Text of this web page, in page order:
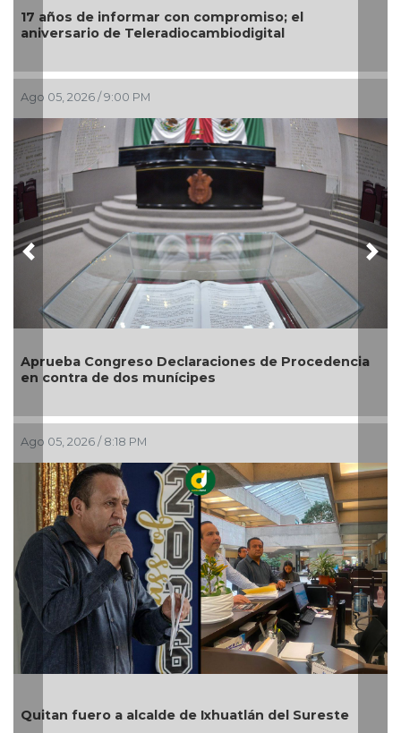
17 años de informar con compromiso; el
aniversario de Teleradiocambiodigital
Ago 05, 2026 / 9:00 PM
Aprueba Congreso Declaraciones de Procedencia
en contra de dos munícipes
Ago 05, 2026 / 8:18 PM
Quitan fuero a alcalde de Ixhuatlán del Sureste
Previous